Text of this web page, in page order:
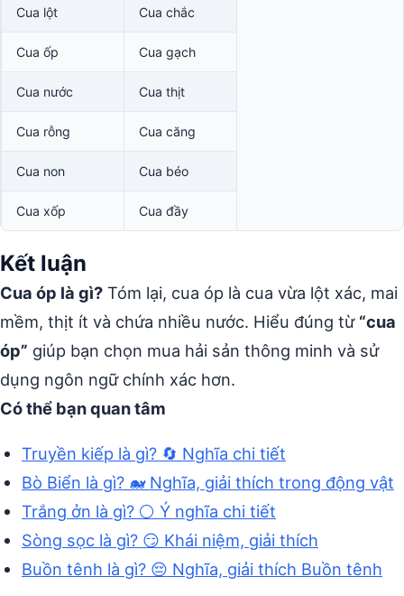
Cua lột Cua chắc
Cua ốp Cua gạch
Cua nước Cua thịt
Cua rỗng Cua căng
Cua non Cua béo
Cua xốp Cua đầy
Kết luận
Cua óp là gì? Tóm lại, cua óp là cua vừa lột xác, mai
mềm, thịt ít và chứa nhiều nước. Hiểu đúng từ “cua
óp” giúp bạn chọn mua hải sản thông minh và sử
dụng ngôn ngữ chính xác hơn.
Có thể bạn quan tâm
Truyền kiếp là gì? 🔄 Nghĩa chi tiết
Bò Biển là gì? 🐋 Nghĩa, giải thích trong động vật
Trắng ởn là gì? ⚪ Ý nghĩa chi tiết
Sòng sọc là gì? 😏 Khái niệm, giải thích
Buồn tênh là gì? 😔 Nghĩa, giải thích Buồn tênh